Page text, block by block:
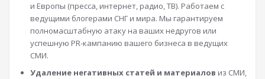
и Европы (пресса, интернет, радио, ТВ). Работаем с
ведущими блогерами СНГ и мира. Мы гарантируем
полномасштабную атаку на ваших недругов или
успешную PR-кампанию вашего бизнеса в ведущих
СМИ.
Удаление негативных статей и материалов из СМИ,